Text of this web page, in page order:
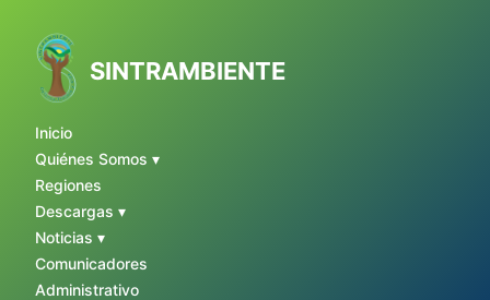
SINTRAMBIENTE
Inicio
Quiénes Somos ▾
Regiones
Descargas ▾
Noticias ▾
Comunicadores
Administrativo
contenido